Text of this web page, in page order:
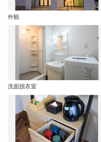
外観
洗面脱衣室